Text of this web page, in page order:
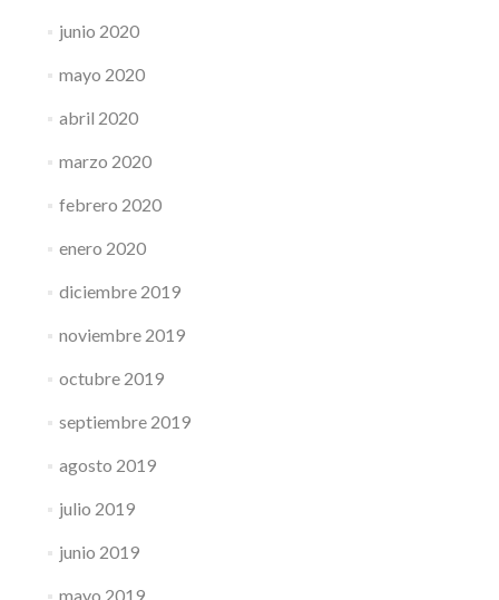
junio 2020
mayo 2020
abril 2020
marzo 2020
febrero 2020
enero 2020
diciembre 2019
noviembre 2019
octubre 2019
septiembre 2019
agosto 2019
julio 2019
junio 2019
mayo 2019